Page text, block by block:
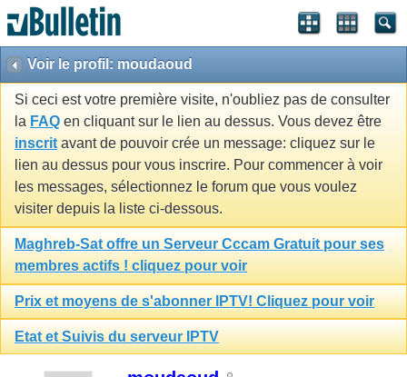
Voir le profil: moudaoud
Si ceci est votre première visite, n'oubliez pas de consulter
la FAQ en cliquant sur le lien au dessus. Vous devez être
inscrit avant de pouvoir crée un message: cliquez sur le
lien au dessus pour vous inscrire. Pour commencer à voir
les messages, sélectionnez le forum que vous voulez
visiter depuis la liste ci-dessous.
Maghreb-Sat offre un Serveur Cccam Gratuit pour ses
membres actifs ! cliquez pour voir
Prix et moyens de s'abonner IPTV! Cliquez pour voir
Etat et Suivis du serveur IPTV